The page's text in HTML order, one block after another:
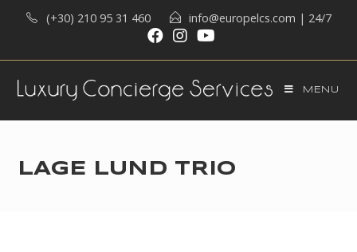
(+30) 210 95 31 460 info@europelcs.com | 24/7
MENU
LAGE LUND TRIO